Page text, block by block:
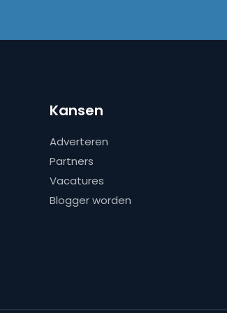
Kansen
Adverteren
Partners
Vacatures
Blogger worden